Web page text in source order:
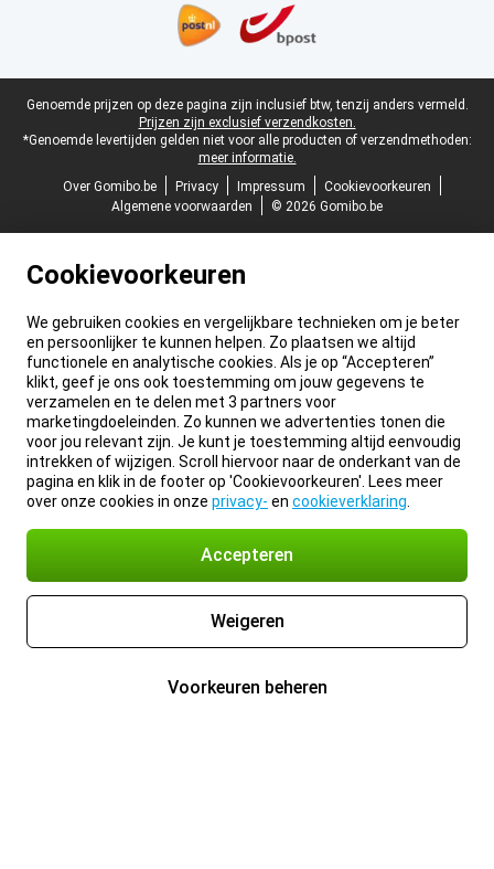
Juridische voettekst
Genoemde prijzen op deze pagina zijn inclusief btw, tenzij anders vermeld.
Prijzen zijn exclusief verzendkosten.
*Genoemde levertijden gelden niet voor alle producten of verzendmethoden:
meer informatie.
Over Gomibo.be
Privacy Impressum
Cookievoorkeuren
Algemene voorwaarden
© 2026 Gomibo.be
Cookievoorkeuren
We gebruiken cookies en vergelijkbare technieken om je beter
en persoonlijker te kunnen helpen. Zo plaatsen we altijd
functionele en analytische cookies. Als je op “Accepteren”
klikt, geef je ons ook toestemming om jouw gegevens te
verzamelen en te delen met 3 partners voor
marketingdoeleinden. Zo kunnen we advertenties tonen die
voor jou relevant zijn. Je kunt je toestemming altijd eenvoudig
intrekken of wijzigen. Scroll hiervoor naar de onderkant van de
pagina en klik in de footer op 'Cookievoorkeuren'. Lees meer
over onze cookies in onze privacy- en cookieverklaring
Accepteren
Weigeren
Voorkeuren beheren